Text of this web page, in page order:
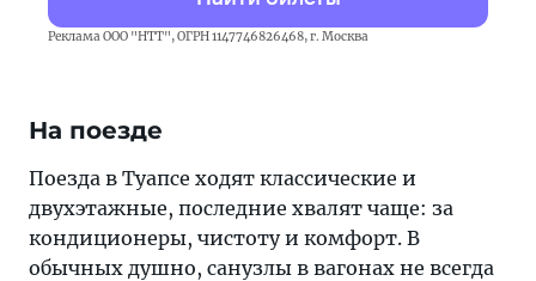
Реклама ООО "НТТ", ОГРН 1147746826468, г. Москва
На поезде
Поезда в Туапсе ходят классические и
двухэтажные, последние хвалят чаще: за
кондиционеры, чистоту и комфорт. В
обычных душно, санузлы в вагонах не всегда